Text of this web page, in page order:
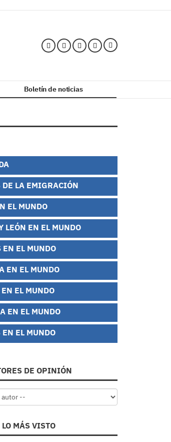
Boletín de noticias
DE LA EMIGRACIÓN
EL MUNDO
LEÓN EN EL MUNDO
EL MUNDO
EN EL MUNDO
EL MUNDO
EN EL MUNDO
EL MUNDO
DE OPINIÓN
LO MÁS VISTO